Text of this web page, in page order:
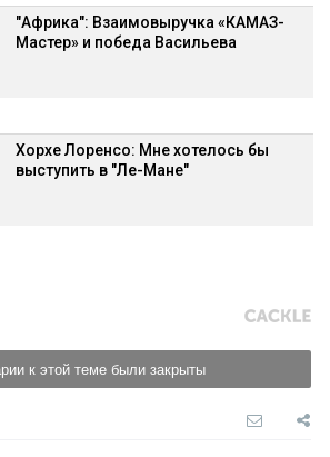
"Африка": Взаимовыручка «КАМАЗ-
Мастер» и победа Васильева
Хорхе Лоренсо: Мне хотелось бы
выступить в "Ле-Мане"
к этой теме были закрыты